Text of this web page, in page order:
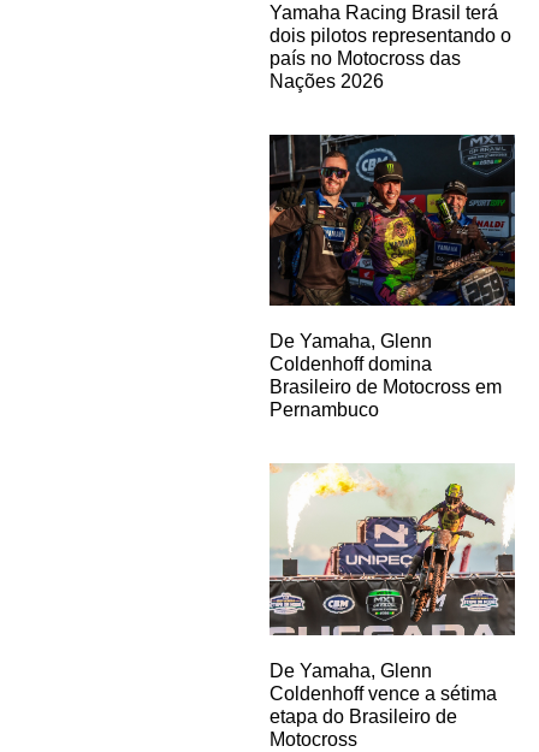
Yamaha Racing Brasil terá
dois pilotos representando o
país no Motocross das
Nações 2026
De Yamaha, Glenn
Coldenhoff domina
Brasileiro de Motocross em
Pernambuco
De Yamaha, Glenn
Coldenhoff vence a sétima
etapa do Brasileiro de
Motocross